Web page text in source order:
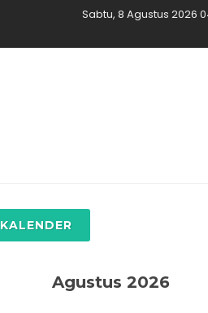
Sabtu, 8 Agustus 2026
KALENDER
Agustus 2026